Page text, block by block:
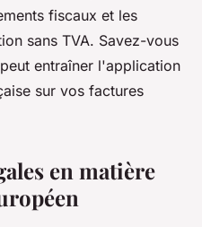
fiscaux et les
sans TVA. Savez-vous
entraîner l'application
sur vos factures
en matière